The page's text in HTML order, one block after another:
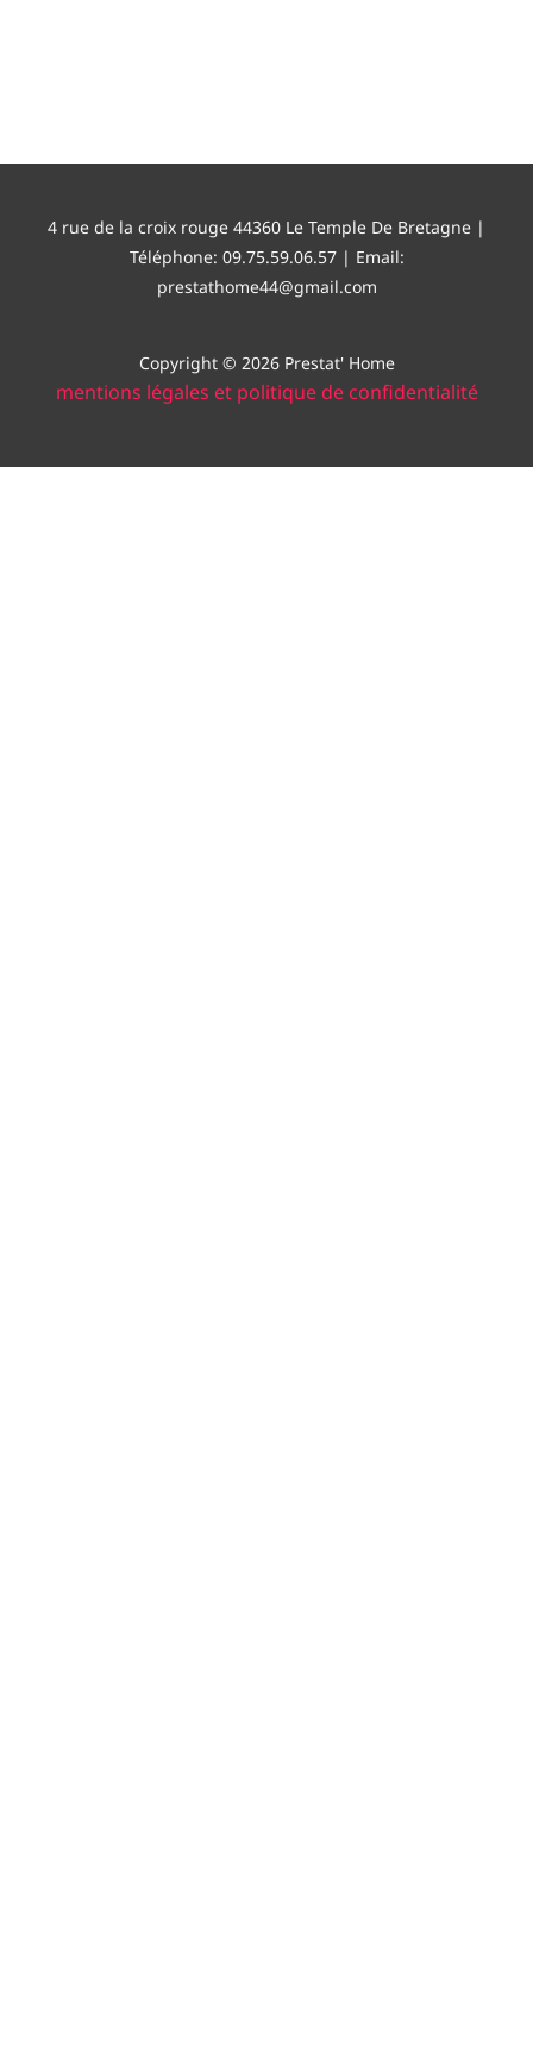
4 rue de la croix rouge 44360 Le Temple De Bretagne |
Téléphone: 09.75.59.06.57 | Email:
prestathome44@gmail.com
Copyright © 2026 Prestat' Home
mentions légales et politique de confidentialité